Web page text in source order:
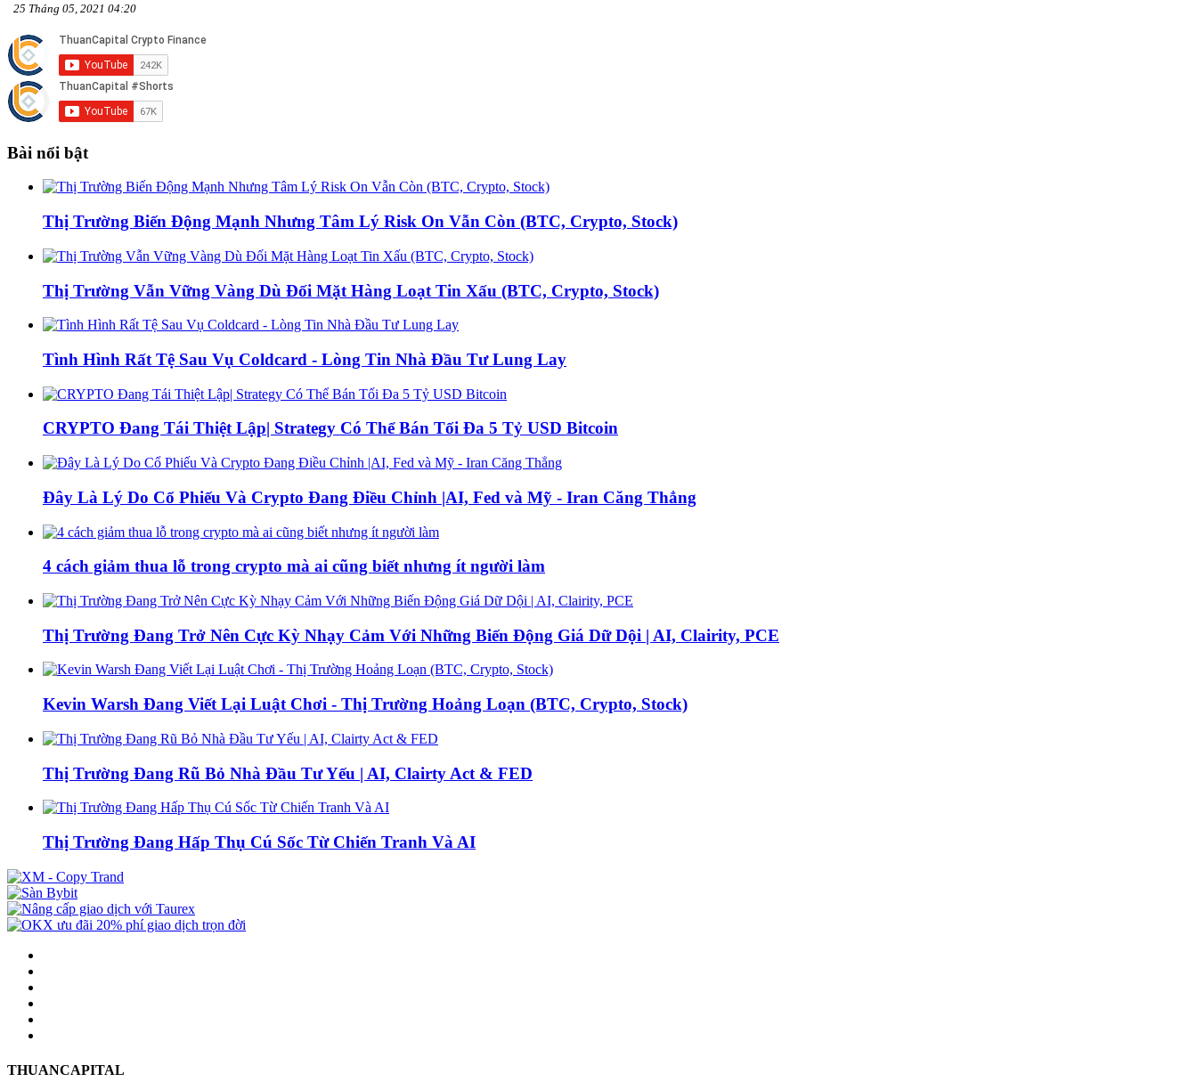
25 Tháng 05, 2021 04:20
Bài nổi bật
Thị Trường Biến Động Mạnh Nhưng Tâm Lý Risk On Vẫn Còn (BTC, Crypto, Stock)
Thị Trường Vẫn Vững Vàng Dù Đối Mặt Hàng Loạt Tin Xấu (BTC, Crypto, Stock)
Tình Hình Rất Tệ Sau Vụ Coldcard - Lòng Tin Nhà Đầu Tư Lung Lay
CRYPTO Đang Tái Thiệt Lập| Strategy Có Thể Bán Tối Đa 5 Tỷ USD Bitcoin
Đây Là Lý Do Cổ Phiếu Và Crypto Đang Điều Chỉnh |AI, Fed và Mỹ - Iran Căng Thẳng
4 cách giảm thua lỗ trong crypto mà ai cũng biết nhưng ít người làm
Thị Trường Đang Trở Nên Cực Kỳ Nhạy Cảm Với Những Biến Động Giá Dữ Dội | AI, Clairity, PCE
Kevin Warsh Đang Viết Lại Luật Chơi - Thị Trường Hoảng Loạn (BTC, Crypto, Stock)
Thị Trường Đang Rũ Bỏ Nhà Đầu Tư Yếu | AI, Clairty Act & FED
Thị Trường Đang Hấp Thụ Cú Sốc Từ Chiến Tranh Và AI
THUANCAPITAL